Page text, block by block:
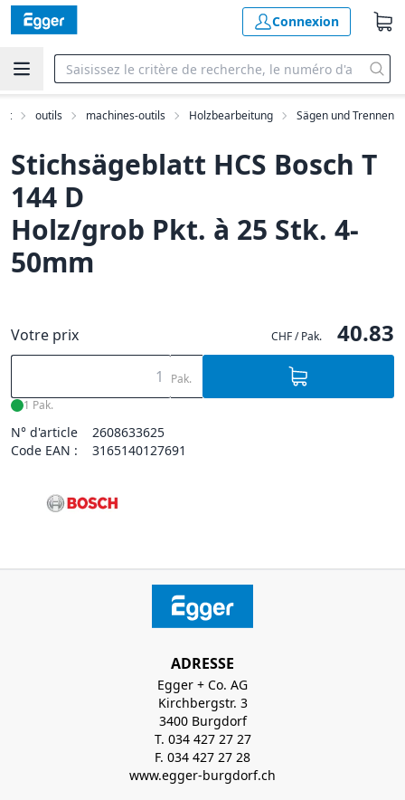
Connexion
outils machines-outils Holzbearbeitung Sägen und Trennen
Stichsägeblatt HCS Bosch T
144 D
Holz/grob Pkt. à 25 Stk. 4-
50mm
Votre prix CHF / Pak. 40.83
Pak.
1 Pak.
N° d'article
2608633625
Code EAN :
3165140127691
ADRESSE
Egger + Co. AG
Kirchbergstr. 3
3400 Burgdorf
T. 034 427 27 27
F. 034 427 27 28
www.egger-burgdorf.ch